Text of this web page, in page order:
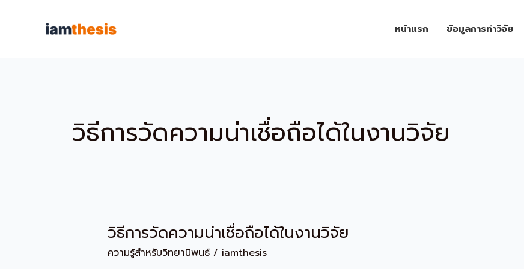
หน้าแรก ข้อมูลการทำวิจัย
วิธีการวัดความน่าเชื่อถือได้ในงานวิจัย
วิธีการวัดความน่าเชื่อถือได้ในงานวิจัย
ความรู้สำหรับวิทยานิพนธ์/ iamthesis
วิธี